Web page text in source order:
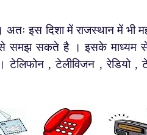
इस दिशा में राजस्थान में भी
से समझ सकते है । इसके माध्यम
टेलिफोन , टेलीविजन , रेडियो